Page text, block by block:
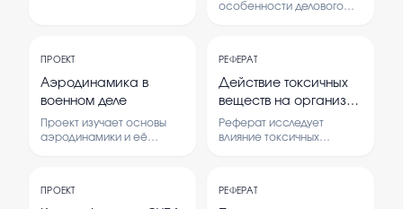
переработки мусора.
особенности делового
работы. В рамках работы
рассматриваются
требования к деловому
стилю в логистической
деятельности.
ПРОЕКТ
Аэродинамика в
военном деле
Проект изучает основы
аэродинамики и её
принципы полёта и
РЕФЕРАТ
Действие токсичных
веществ на организм
человек
Реферат исследует
влияние токсичных
воздействия и
ПРОЕКТ РЕФЕРАТ